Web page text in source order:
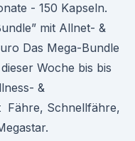
- 150 Kapseln.
mit Allnet- &
Das Mega-Bundle
Woche bis bis
&
Fähre, Schnellfähre,